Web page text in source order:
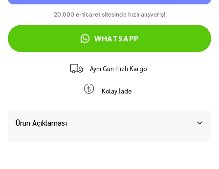
WHATSAPP
Aynı Gün Hızlı Kargo
Kolay İade
Ürün Açıklaması